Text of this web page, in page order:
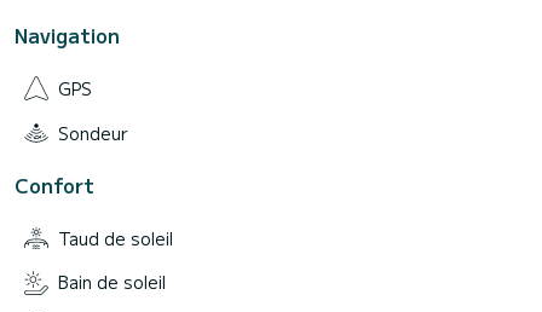
Navigation
GPS
Sondeur
Confort
Taud de soleil
Bain de soleil